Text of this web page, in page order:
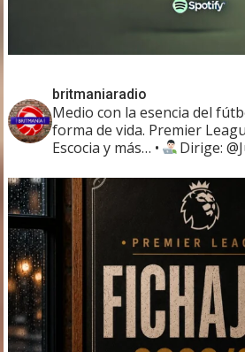
britmaniaradio
Medio con la esencia del
forma de vida. Premier
Escocia y más… • Dirige: